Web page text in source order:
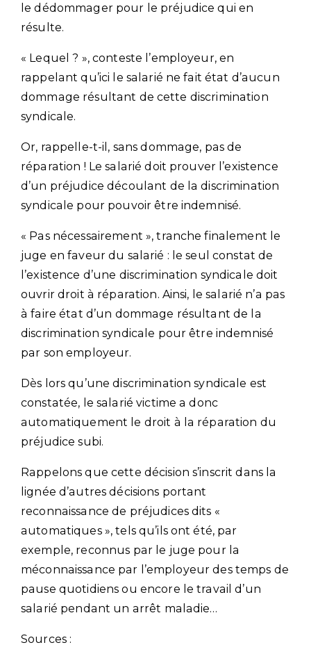
le dédommager pour le préjudice qui en
résulte.
« Lequel ? », conteste l’employeur, en
rappelant qu’ici le salarié ne fait état d’aucun
dommage résultant de cette discrimination
syndicale.
Or, rappelle-t-il, sans dommage, pas de
réparation ! Le salarié doit prouver l’existence
d’un préjudice découlant de la discrimination
syndicale pour pouvoir être indemnisé.
« Pas nécessairement », tranche finalement le
juge en faveur du salarié : le seul constat de
l’existence d’une discrimination syndicale doit
ouvrir droit à réparation. Ainsi, le salarié n’a pas
à faire état d’un dommage résultant de la
discrimination syndicale pour être indemnisé
par son employeur.
Dès lors qu’une discrimination syndicale est
constatée, le salarié victime a donc
automatiquement le droit à la réparation du
préjudice subi.
Rappelons que cette décision s’inscrit dans la
lignée d’autres décisions portant
reconnaissance de préjudices dits «
automatiques », tels qu’ils ont été, par
exemple, reconnus par le juge pour la
méconnaissance par l’employeur des temps de
pause quotidiens ou encore le travail d’un
salarié pendant un arrêt maladie…
Sources :